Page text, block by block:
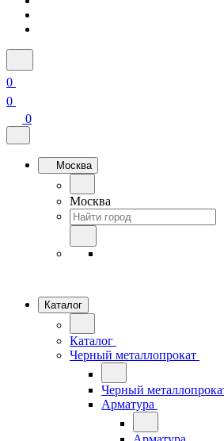
0
0
0
Москва
Москва
Каталог
Каталог
Черный металлопрокат
Черный
Арматура